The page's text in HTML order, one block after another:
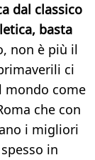
dal classico
basta
non è più il
ci
mondo come
che con
i migliori
in